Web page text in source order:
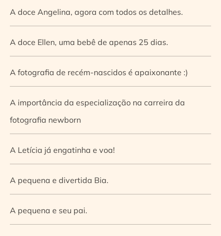
A doce Angelina, agora com todos os detalhes.
A doce Ellen, uma bebê de apenas 25 dias.
A fotografia de recém-nascidos é apaixonante :)
A importância da especialização na carreira da
fotografia newborn
A Letícia já engatinha e voa!
A pequena e divertida Bia.
A pequena e seu pai.